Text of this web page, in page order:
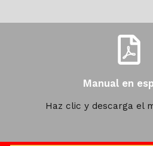
Manual en
Haz clic y descarga el